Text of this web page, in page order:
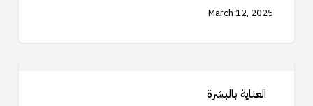
March 12, 2025
السيرومات:العناية بالبشرة